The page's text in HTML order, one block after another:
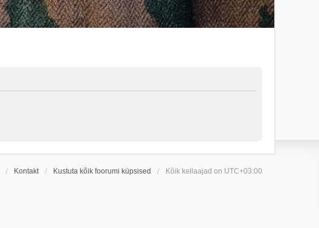
Kontakt Kustuta kõik foorumi küpsised Kõik kellaajad on UTC+03:00